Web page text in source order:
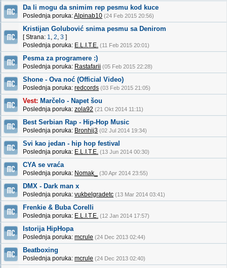
Da li mogu da snimim rep pesmu kod kuce
Poslednja poruka:Alpinab10 (24 Feb 2015 20:56)
Kristijan Golubović snima pesmu sa Denirom
[ Strana: 1, 2, 3 ]
Poslednja poruka: E.L.I.T.E. (11 Feb 2015 20:01)
Pesma za programere :)
Poslednja poruka: Rastafarii (05 Feb 2015 22:28)
Shone - Ova noć (Official Video)
Poslednja poruka: redcords (03 Feb 2015 21:05)
Vest: Marčelo - Napet šou
Poslednja poruka: zola92 (21 Okt 2014 11:11)
Best Serbian Rap - Hip-Hop Music
Poslednja poruka: Bronhij3 (02 Jul 2014 19:34)
Svi kao jedan - hip hop festival
Poslednja poruka: E.L.I.T.E. (13 Jun 2014 00:30)
CYA se vraća
Poslednja poruka: Nomak_ (30 Apr 2014 23:55)
DMX - Dark man x
Poslednja poruka: vukbelgradetc (13 Mar 2014 03:41)
Frenkie & Buba Corelli
Poslednja poruka: E.L.I.T.E. (12 Jan 2014 17:57)
Istorija HipHopa
Poslednja poruka: mcrule (24 Dec 2013 02:44)
Beatboxing
Poslednja poruka: mcrule (24 Dec 2013 02:40)